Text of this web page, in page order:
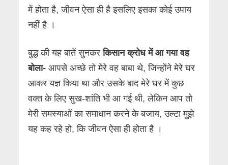
में होता है, जीवन ऐसा ही है इसलिए इसका कोई उपाय
नहीं है ।
बुद्ध की यह बातें सुनकरकिसान क्रोध में आ गया वह
बोला-आपसे अच्छे तो मेरे वह बाबा थे, जिन्होंने मेरे घर
आकर यज्ञ किया था और उसके बाद मेरे घर में कुछ
वक्त के लिए सुख-शांति भी आ गई थी, लेकिन आप तो
मेरी समस्याओं का समाधान करने के बजाय, उल्टा मुझे
यह कह रहे हो, कि जीवन ऐसा ही होता है ।